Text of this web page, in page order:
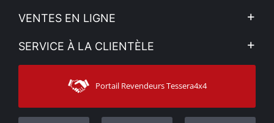
L'entreprise
Voir nos actualités
Sitemap
VENTES EN LIGNE
Mon compte
Moyens d’expédition
SERVICE À LA CLIENTÈLE
Contacter
Assistance aux clients
Suivi des commandes
Portail Revendeurs Tessera4x4